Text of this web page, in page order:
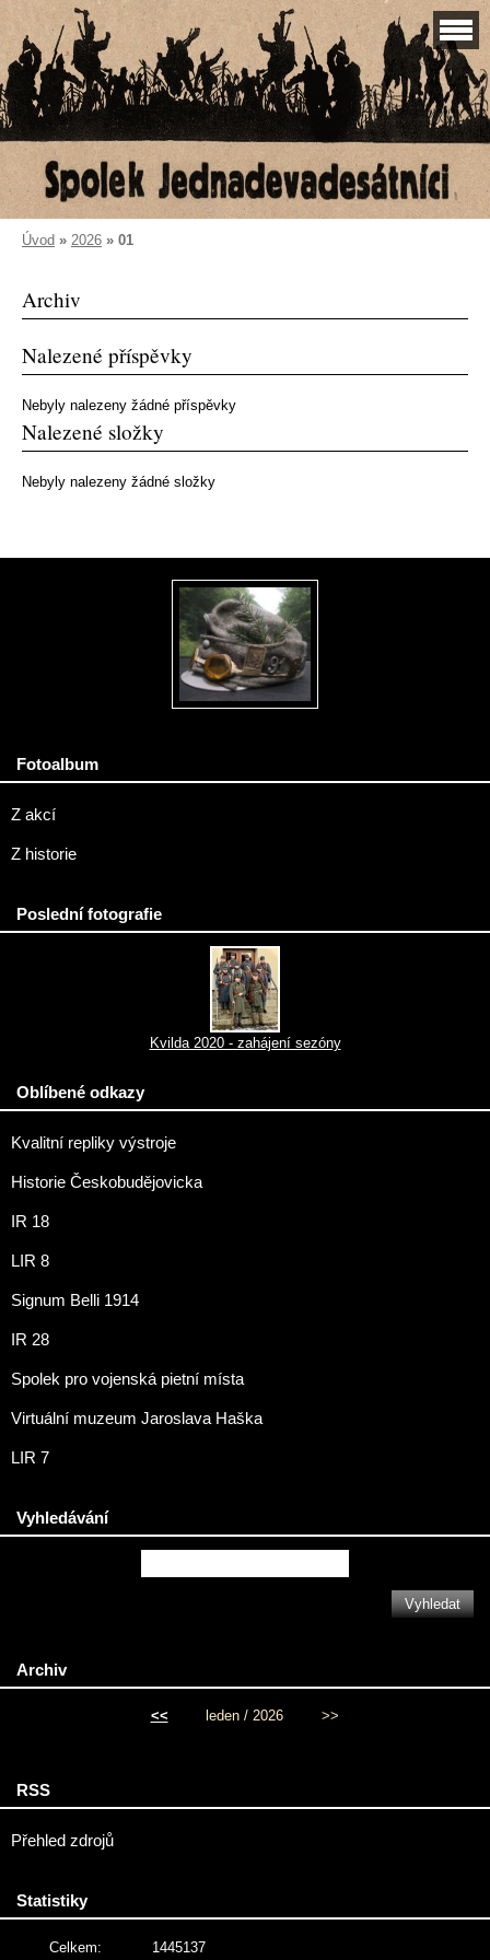
Úvod » 2026 » 01
Archiv
Nalezené příspěvky
Nebyly nalezeny žádné příspěvky
Nalezené složky
Nebyly nalezeny žádné složky
Fotoalbum
Z akcí
Z historie
Poslední fotografie
Kvilda 2020 - zahájení sezóny
Oblíbené odkazy
Kvalitní repliky výstroje
Historie Českobudějovicka
IR 18
LIR 8
Signum Belli 1914
IR 28
Spolek pro vojenská pietní místa
Virtuální muzeum Jaroslava Haška
LIR 7
Vyhledávání
Archiv
<< leden / 2026 >>
RSS
Přehled zdrojů
Statistiky
Celkem: 1445137